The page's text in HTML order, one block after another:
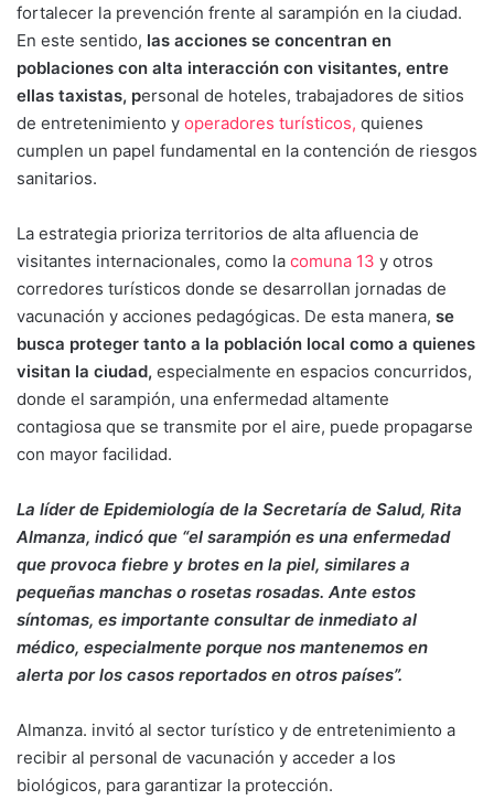
fortalecer la prevención frente al sarampión en la ciudad.
En este sentido, las acciones se concentran en
poblaciones con alta interacción con visitantes, entre
ellas taxistas, personal de hoteles, trabajadores de sitios
de entretenimiento y operadores turísticos, quienes
cumplen un papel fundamental en la contención de riesgos
sanitarios.
La estrategia prioriza territorios de alta afluencia de
visitantes internacionales, como la comuna 13 y otros
corredores turísticos donde se desarrollan jornadas de
vacunación y acciones pedagógicas. De esta manera, se
busca proteger tanto a la población local como a quienes
visitan la ciudad, especialmente en espacios concurridos,
donde el sarampión, una enfermedad altamente
contagiosa que se transmite por el aire, puede propagarse
con mayor facilidad.
La líder de Epidemiología de la Secretaría de Salud, Rita
Almanza, indicó que “el sarampión es una enfermedad
que provoca fiebre y brotes en la piel, similares a
pequeñas manchas o rosetas rosadas. Ante estos
síntomas, es importante consultar de inmediato al
médico, especialmente porque nos mantenemos en
alerta por los casos reportados en otros países”.
Almanza. invitó al sector turístico y de entretenimiento a
recibir al personal de vacunación y acceder a los
biológicos, para garantizar la protección.